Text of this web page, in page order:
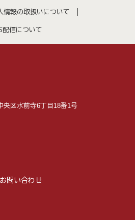
情報の取扱いについて
配信について
区水前寺6丁目18番1号
問い合わせ